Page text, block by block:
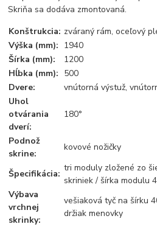
Skriňa sa dodáva zmontovaná.
Konštrukcia: zváraný rám, oceľový
Výška (mm): 1940
Šírka (mm):
1200
Hĺbka (mm): 500
Dvere:
vnútorná výstuž,
Uhol
otvárania
dverí:
180°
Podnož
skrine:
kovové nožičky
Špecifikácia:
tri moduly zložené zo
skriniek / šírka modulu
Výbava
vrchnej
skrinky:
vešiaková tyč na šírku
držiak menovky